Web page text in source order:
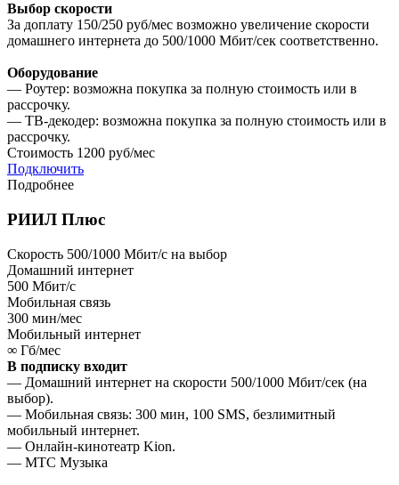
Выбор скорости
За доплату 150/250 руб/мес возможно увеличение скорости
домашнего интернета до 500/1000 Мбит/сек соответственно.
Оборудование
— Роутер: возможна покупка за полную стоимость или в
рассрочку.
— ТВ-декодер: возможна покупка за полную стоимость или в
рассрочку.
Стоимость 1200 руб/мес
Подключить
Подробнее
РИИЛ Плюс
Скорость 500/1000 Мбит/с на выбор
Домашний интернет
500 Мбит/с
Мобильная связь
300 мин/мес
Мобильный интернет
∞ Гб/мес
В подписку входит
— Домашний интернет на скорости 500/1000 Мбит/сек (на
выбор).
— Мобильная связь: 300 мин, 100 SMS, безлимитный
мобильный интернет.
— Онлайн-кинотеатр Kion.
— МТС Музыка